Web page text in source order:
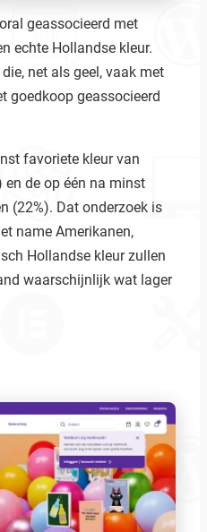
geassocieerd met
echte Hollandse kleur.
net als geel, vaak met
goedkoop geassocieerd
favoriete kleur van
de op één na minst
(22%). Dat onderzoek is
name Amerikanen,
Hollandse kleur zullen
waarschijnlijk wat lager